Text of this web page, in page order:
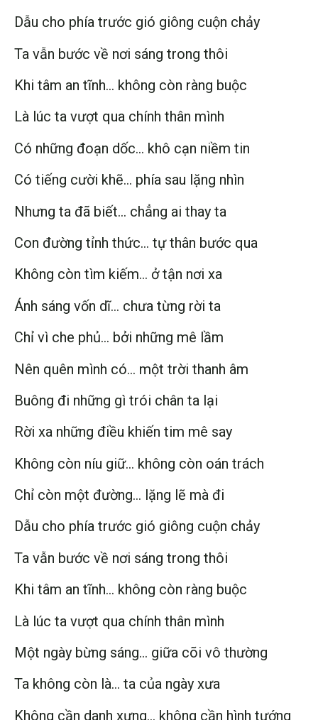
Dẫu cho phía trước gió giông cuộn chảy
Ta vẫn bước về nơi sáng trong thôi
Khi tâm an tĩnh… không còn ràng buộc
Là lúc ta vượt qua chính thân mình
Có những đoạn dốc… khô cạn niềm tin
Có tiếng cười khẽ… phía sau lặng nhìn
Nhưng ta đã biết… chẳng ai thay ta
Con đường tỉnh thức… tự thân bước qua
Không còn tìm kiếm… ở tận nơi xa
Ánh sáng vốn dĩ… chưa từng rời ta
Chỉ vì che phủ… bởi những mê lầm
Nên quên mình có… một trời thanh âm
Buông đi những gì trói chân ta lại
Rời xa những điều khiến tim mê say
Không còn níu giữ… không còn oán trách
Chỉ còn một đường… lặng lẽ mà đi
Dẫu cho phía trước gió giông cuộn chảy
Ta vẫn bước về nơi sáng trong thôi
Khi tâm an tĩnh… không còn ràng buộc
Là lúc ta vượt qua chính thân mình
Một ngày bừng sáng… giữa cõi vô thường
Ta không còn là… ta của ngày xưa
Không cần danh xưng… không cần hình tướng